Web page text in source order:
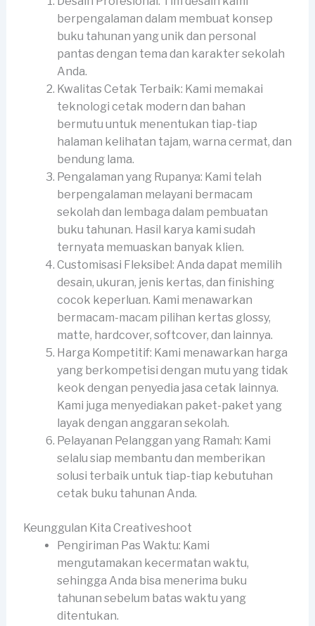
berpengalaman dalam membuat konsep
buku tahunan yang unik dan personal
pantas dengan tema dan karakter sekolah
Anda.
Kwalitas Cetak Terbaik: Kami memakai
teknologi cetak modern dan bahan
bermutu untuk menentukan tiap-tiap
halaman kelihatan tajam, warna cermat, dan
bendung lama.
Pengalaman yang Rupanya: Kami telah
berpengalaman melayani bermacam
sekolah dan lembaga dalam pembuatan
buku tahunan. Hasil karya kami sudah
ternyata memuaskan banyak klien.
Customisasi Fleksibel: Anda dapat memilih
desain, ukuran, jenis kertas, dan finishing
cocok keperluan. Kami menawarkan
bermacam-macam pilihan kertas glossy,
matte, hardcover, softcover, dan lainnya.
Harga Kompetitif: Kami menawarkan harga
yang berkompetisi dengan mutu yang tidak
keok dengan penyedia jasa cetak lainnya.
Kami juga menyediakan paket-paket yang
layak dengan anggaran sekolah.
Pelayanan Pelanggan yang Ramah: Kami
selalu siap membantu dan memberikan
solusi terbaik untuk tiap-tiap kebutuhan
cetak buku tahunan Anda.
Keunggulan Kita Creativeshoot
Pengiriman Pas Waktu: Kami
mengutamakan kecermatan waktu,
sehingga Anda bisa menerima buku
tahunan sebelum batas waktu yang
ditentukan.